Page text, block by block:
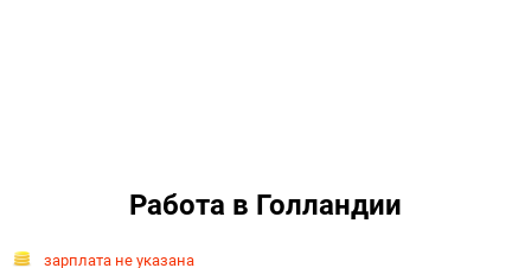
Работа в Голландии
зарплата не указана